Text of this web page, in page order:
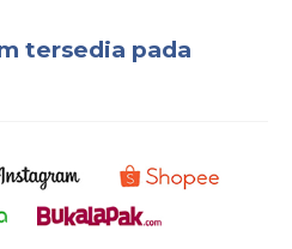
tersedia pada